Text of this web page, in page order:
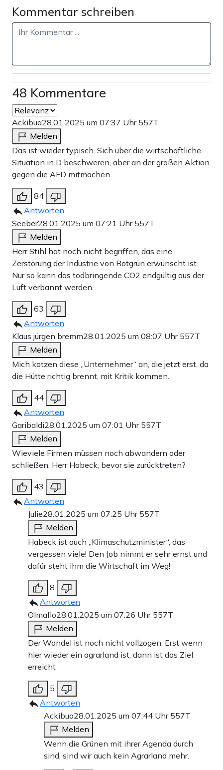
Kommentar schreiben
48 Kommentare
Ackibua28.01.2025 um 07:37 Uhr 557T
Melden
Das ist wieder typisch. Sich über die wirtschaftliche
Situation in D beschweren, aber an der großen Aktion
gegen die AFD mitmachen.
84
Antworten
Seeber28.01.2025 um 07:21 Uhr 557T
Melden
Herr Stihl hat noch nicht begriffen, das eine
Zerstörung der Industrie von Rotgrün erwünscht ist.
Nur so kann das todbringende CO2 endgültig aus der
Luft verbannt werden.
63
Antworten
Klaus jürgen bremm28.01.2025 um 08:07 Uhr 557T
Melden
Mich kotzen diese „Unternehmer“ an, die jetzt erst, da
die Hütte richtig brennt, mit Kritik kommen.
44
Antworten
Garibaldi28.01.2025 um 07:01 Uhr 557T
Melden
Wieviele Firmen müssen noch abwandern oder
schließen, Herr Habeck, bevor sie zurücktreten?
43
Antworten
Julie28.01.2025 um 07:25 Uhr 557T
Melden
Habeck ist auch „Klimaschutzminister“, das
vergessen viele! Den Job nimmt er sehr ernst und
dafür steht ihm die Wirtschaft im Weg!
8
Antworten
Olmaflo28.01.2025 um 07:26 Uhr 557T
Melden
Der Wandel ist noch nicht vollzogen. Erst wenn
hier wieder ein agrarland ist, dann ist das Ziel
erreicht
5
Antworten
Ackibua28.01.2025 um 07:44 Uhr 557T
Melden
Wenn die Grünen mit ihrer Agenda durch
sind, sind wir auch kein Agrarland mehr.